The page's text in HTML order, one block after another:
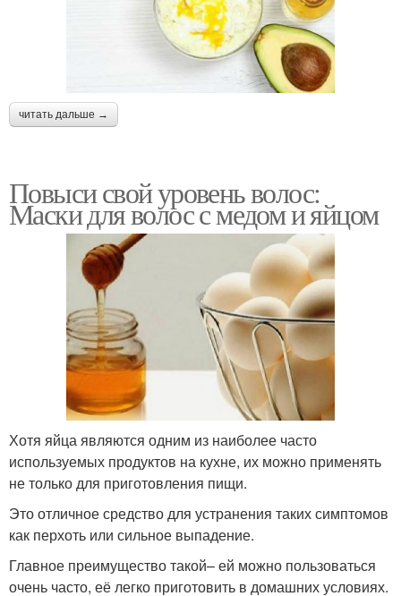
читать дальше →
Повыси свой уровень волос:
Маски для волос с медом и яйцом
Хотя яйца являются одним из наиболее часто
используемых продуктов на кухне, их можно применять
не только для приготовления пищи.
Это отличное средство для устранения таких симптомов
как перхоть или сильное выпадение.
Главное преимущество такой– ей можно пользоваться
очень часто, её легко приготовить в домашних условиях.